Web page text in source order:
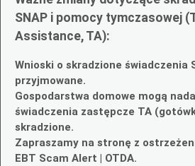
SNAP i pomocy tymczasowej
Assistance, TA):
Wnioski o skradzione świadczenia
przyjmowane.
Gospodarstwa domowe mogą
świadczenia zastępcze TA
skradzione.
Zapraszamy na stronę z
EBT Scam Alert | OTDA.